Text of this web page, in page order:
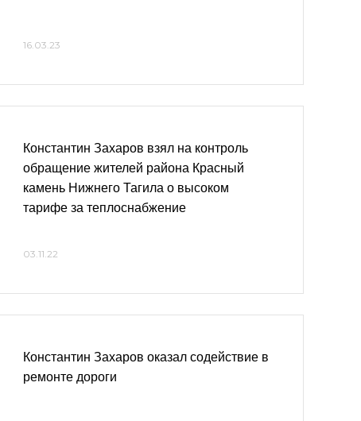
16.03.23
Константин Захаров взял на контроль
обращение жителей района Красный
камень Нижнего Тагила о высоком
тарифе за теплоснабжение
03.11.22
Константин Захаров оказал содействие в
ремонте дороги